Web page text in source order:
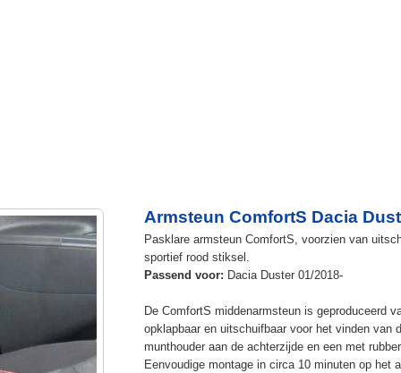
Armsteun ComfortS Dacia
Pasklare armsteun ComfortS, voorzien van
sportief rood stiksel.
Passend voor: Dacia Duster 01/2018-
De ComfortS middenarmsteun is geproduceerd
opklapbaar en uitschuifbaar voor het vinden van
munthouder aan de achterzijde en een met
Eenvoudige montage in circa 10 minuten op het